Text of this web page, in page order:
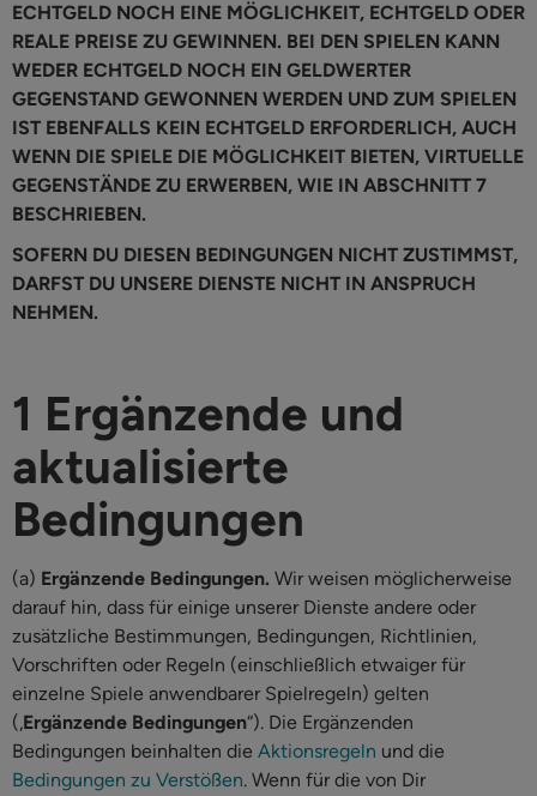
ECHTGELD NOCH EINE MÖGLICHKEIT, ECHTGELD ODER
REALE PREISE ZU GEWINNEN. BEI DEN SPIELEN KANN
WEDER ECHTGELD NOCH EIN GELDWERTER
GEGENSTAND GEWONNEN WERDEN UND ZUM SPIELEN
IST EBENFALLS KEIN ECHTGELD ERFORDERLICH, AUCH
WENN DIE SPIELE DIE MÖGLICHKEIT BIETEN, VIRTUELLE
GEGENSTÄNDE ZU ERWERBEN, WIE IN ABSCHNITT 7
BESCHRIEBEN.
SOFERN DU DIESEN BEDINGUNGEN NICHT ZUSTIMMST,
DARFST DU UNSERE DIENSTE NICHT IN ANSPRUCH
NEHMEN.
1 Ergänzende und
aktualisierte
Bedingungen
(a) Ergänzende Bedingungen. Wir weisen möglicherweise
darauf hin, dass für einige unserer Dienste andere oder
zusätzliche Bestimmungen, Bedingungen, Richtlinien,
Vorschriften oder Regeln (einschließlich etwaiger für
einzelne Spiele anwendbarer Spielregeln) gelten
(„Ergänzende Bedingungen“). Die Ergänzenden
Bedingungen beinhalten die Aktionsregeln und die
Bedingungen zu Verstößen. Wenn für die von Dir